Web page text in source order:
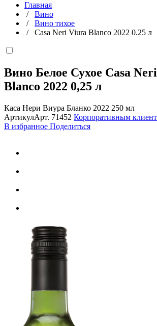
Главная
/ Вино
/ Вино тихое
/ Casa Neri Viura Blanco 2022 0.25 л
Вино Белое Сухое Casa
Blanco 2022 0,25 л
Каса Нери Виура Бланко 2022 250 мл
АртикулАрт. 71452 Корпоративным
В избранное Поделиться